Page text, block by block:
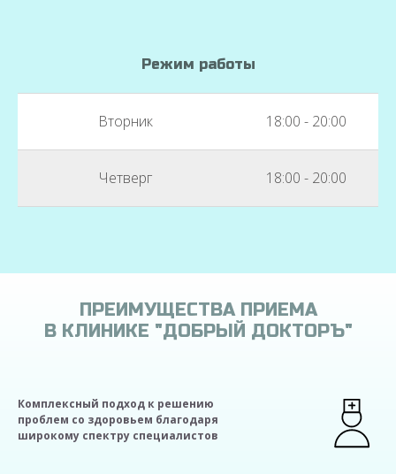
Режим работы
Вторник 18:00 - 20:00
Четверг 18:00 - 20:00
ПРЕИМУЩЕСТВА ПРИЕМА
В КЛИНИКЕ "ДОБРЫЙ ДОКТОРЪ"
Комплексный подход к решению
проблем со здоровьем благодаря
широкому спектру специалистов